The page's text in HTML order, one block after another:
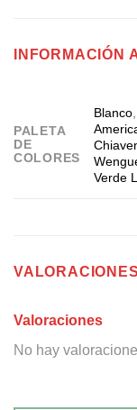
INFORMACIÓN
PALETA
DE
COLORES
Blanco
Verde
Valoraciones
No hay